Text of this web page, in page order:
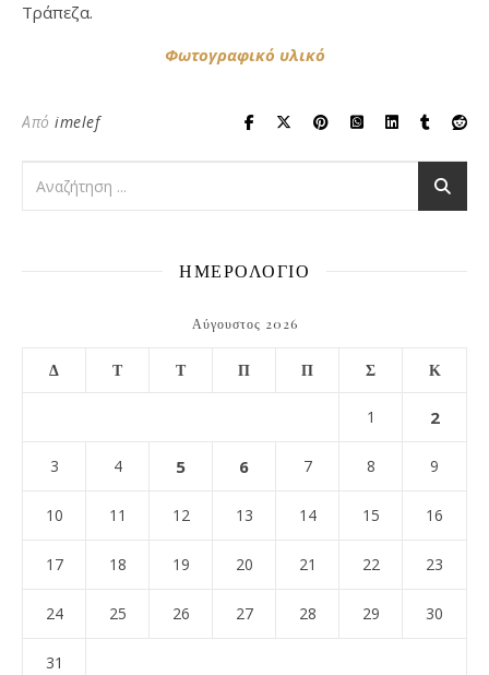
Τράπεζα.
Φωτογραφικό υλικό
Από imelef
ΗΜΕΡΟΛΟΓΙΟ
Αύγουστος 2026
Δ Τ Τ Π Π Σ Κ
1 2
3 4 5 6 7 8 9
10 11 12 13 14 15 16
17 18 19 20 21 22 23
24 25 26 27 28 29 30
31